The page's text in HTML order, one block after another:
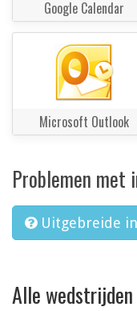
Google Calendar
Microsoft Outlook
Problemen met
Uitgebreide
Alle